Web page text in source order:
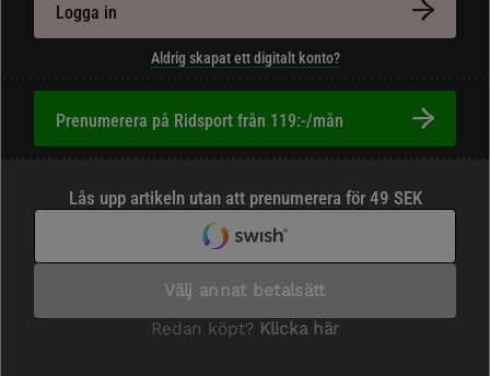
Logga in
Aldrig skapat ett digitalt konto?
Prenumerera på Ridsport från 119:-/mån